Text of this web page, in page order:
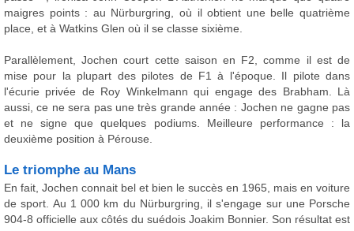
maigres points : au Nürburgring, où il obtient une belle quatrième
place, et à Watkins Glen où il se classe sixième.
Parallèlement, Jochen court cette saison en F2, comme il est de
mise pour la plupart des pilotes de F1 à l'époque. Il pilote dans
l'écurie privée de Roy Winkelmann qui engage des Brabham. Là
aussi, ce ne sera pas une très grande année : Jochen ne gagne pas
et ne signe que quelques podiums. Meilleure performance : la
deuxième position à Pérouse.
Le triomphe au Mans
En fait, Jochen connait bel et bien le succès en 1965, mais en voiture
de sport. Au 1 000 km du Nürburgring, il s'engage sur une Porsche
904-8 officielle aux côtés du suédois Joakim Bonnier. Son résultat est